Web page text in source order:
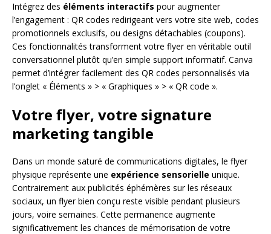
Intégrez des éléments interactifs pour augmenter
l’engagement : QR codes redirigeant vers votre site web, codes
promotionnels exclusifs, ou designs détachables (coupons).
Ces fonctionnalités transforment votre flyer en véritable outil
conversationnel plutôt qu’en simple support informatif. Canva
permet d’intégrer facilement des QR codes personnalisés via
l’onglet « Éléments » > « Graphiques » > « QR code ».
Votre flyer, votre signature
marketing tangible
Dans un monde saturé de communications digitales, le flyer
physique représente une expérience sensorielle unique.
Contrairement aux publicités éphémères sur les réseaux
sociaux, un flyer bien conçu reste visible pendant plusieurs
jours, voire semaines. Cette permanence augmente
significativement les chances de mémorisation de votre